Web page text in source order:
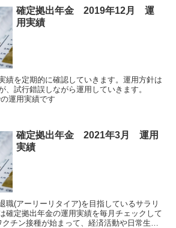
確定拠出年金 2019年12月 運
用実績
績を定期的に確認していきます。運用方針は
、試行錯誤しながら運用していきます。
運用実績です
確定拠出年金 2021年3月 運用
実績
職(アーリーリタイア)を目指しているサラリ
確定拠出年金の運用実績を毎月チェックして
チン接種が始まって、経済活動や日常生活